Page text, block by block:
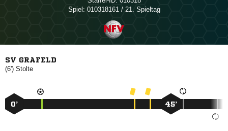
Spiel: 010318161 / 21. Spieltag
SV GRAFELD
(6') 
0’ 45’